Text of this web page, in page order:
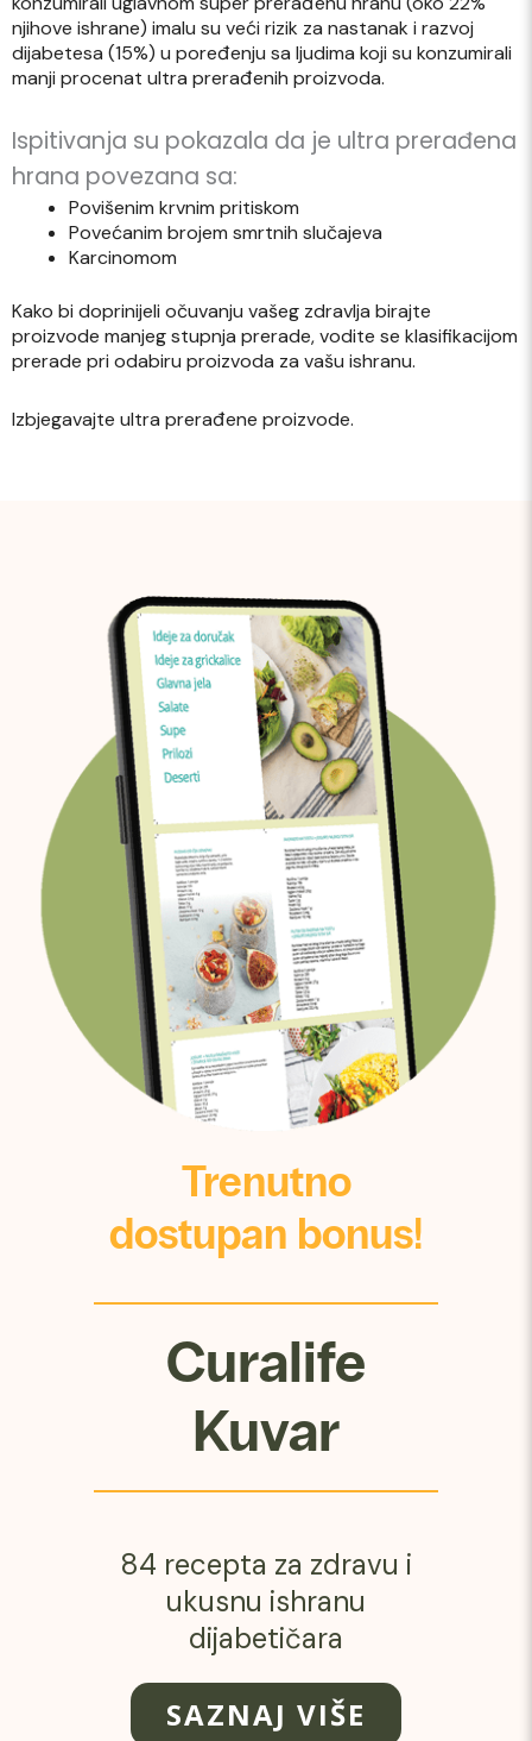
njihove ishrane) imalu su veći rizik za nastanak i razvoj
dijabetesa (15%) u poređenju sa ljudima koji su konzumirali
manji procenat ultra prerađenih proizvoda.
Ispitivanja su pokazala da je ultra prerađena
hrana povezana sa:
Povišenim krvnim pritiskom
Povećanim brojem smrtnih slučajeva
Karcinomom
Kako bi doprinijeli očuvanju vašeg zdravlja birajte
proizvode manjeg stupnja prerade, vodite se klasifikacijom
prerade pri odabiru proizvoda za vašu ishranu.
Izbjegavajte ultra prerađene proizvode.
Trenutno
dostupan bonus!
Curalife
Kuvar
84 recepta za zdravu i
ukusnu ishranu
dijabetičara
SAZNAJ VIŠE